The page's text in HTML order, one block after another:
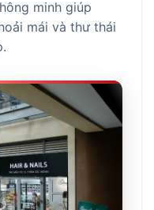
minh giúp
mái và thư thái